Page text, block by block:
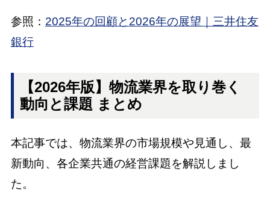
参照： 2025年の回顧と2026年の展望｜三井住友
銀行
【2026年版】物流業界を取り巻く
動向と課題 まとめ
本記事では、物流業界の市場規模や見通し、最
新動向、各企業共通の経営課題を解説しまし
た。